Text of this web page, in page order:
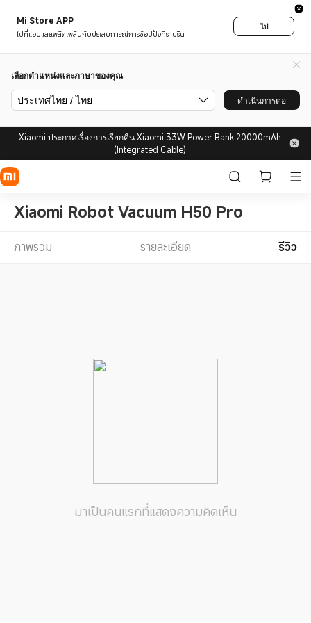
Mi Store APP
ไปที่แอปและเพลิดเพลินกับประสบการณ์การช็อปปิ้งที่ราบรื่น
ไป
เลือกตำแหน่งและภาษาของคุณ
ประเทศไทย / ไทย ดำเนินการต่อ
Xiaomi ประกาศเรื่องการเรียกคืน Xiaomi 33W Power Bank 20000mAh
(Integrated Cable)
Xiaomi Robot Vacuum H50 Pro
ภาพรวม รายละเอียด รีวิว
มาเป็นคนแรกที่แสดงความคิดเห็น